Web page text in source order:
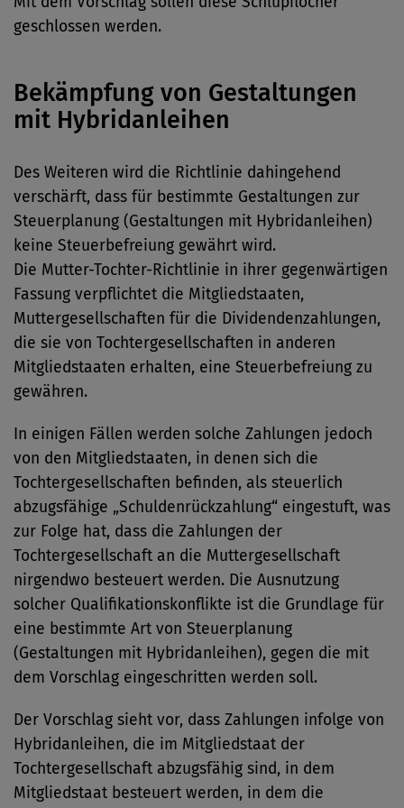
geschlossen werden.
Bekämpfung von Gestaltungen
mit Hybridanleihen
Des Weiteren wird die Richtlinie dahingehend
verschärft, dass für bestimmte Gestaltungen zur
Steuerplanung (Gestaltungen mit Hybridanleihen)
keine Steuerbefreiung gewährt wird.
Die Mutter-Tochter-Richtlinie in ihrer gegenwärtigen
Fassung verpflichtet die Mitgliedstaaten,
Muttergesellschaften für die Dividendenzahlungen,
die sie von Tochtergesellschaften in anderen
Mitgliedstaaten erhalten, eine Steuerbefreiung zu
gewähren.
In einigen Fällen werden solche Zahlungen jedoch
von den Mitgliedstaaten, in denen sich die
Tochtergesellschaften befinden, als steuerlich
abzugsfähige „Schuldenrückzahlung“ eingestuft, was
zur Folge hat, dass die Zahlungen der
Tochtergesellschaft an die Muttergesellschaft
nirgendwo besteuert werden. Die Ausnutzung
solcher Qualifikationskonflikte ist die Grundlage für
eine bestimmte Art von Steuerplanung
(Gestaltungen mit Hybridanleihen), gegen die mit
dem Vorschlag eingeschritten werden soll.
Der Vorschlag sieht vor, dass Zahlungen infolge von
Hybridanleihen, die im Mitgliedstaat der
Tochtergesellschaft abzugsfähig sind, in dem
Mitgliedstaat besteuert werden, in dem die